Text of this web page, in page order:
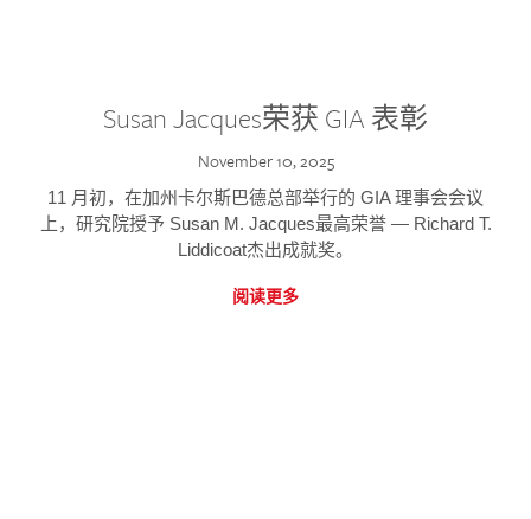
Susan Jacques荣获 GIA 表彰
November 10, 2025
11 月初，在加州卡尔斯巴德总部举行的 GIA 理事会会议
上，研究院授予 Susan M. Jacques最高荣誉 — Richard T.
Liddicoat杰出成就奖。
阅读更多